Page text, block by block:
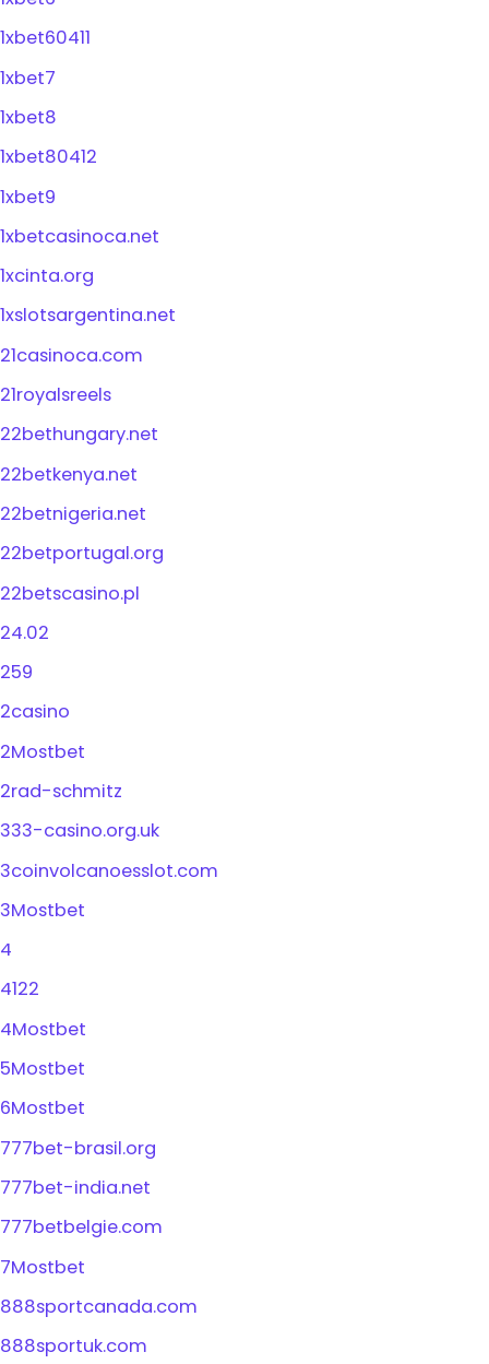
1xbet60411
1xbet7
1xbet8
1xbet80412
1xbet9
1xbetcasinoca.net
1xcinta.org
1xslotsargentina.net
21casinoca.com
21royalsreels
22bethungary.net
22betkenya.net
22betnigeria.net
22betportugal.org
22betscasino.pl
24.02
259
2casino
2Mostbet
2rad-schmitz
333-casino.org.uk
3coinvolcanoesslot.com
3Mostbet
4
4122
4Mostbet
5Mostbet
6Mostbet
777bet-brasil.org
777bet-india.net
777betbelgie.com
7Mostbet
888sportcanada.com
888sportuk.com